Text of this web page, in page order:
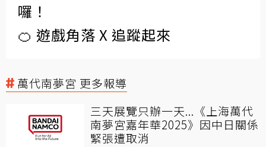
囉！
🍊 遊戲角落 X 追蹤起來
萬代南夢宮 更多報導
三天展覽只辦一天...《上海萬代
南夢宮嘉年華2025》因中日關係
緊張遭取消